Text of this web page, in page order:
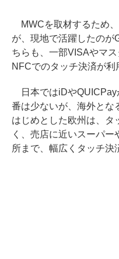
MWCを取材するため
が、現地で活躍したのが
ちらも、一部VISAやマ
NFCでのタッチ決済が利
日本ではiDやQUICPay
番は少ないが、海外とな
はじめとした欧州は、タ
く、売店に近いスーパ
所まで、幅広くタッチ決